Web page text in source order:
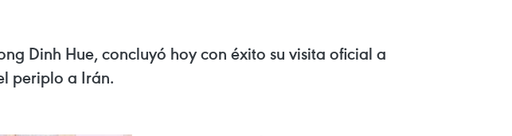
Dinh Hue, concluyó hoy con éxito su visita oficial a
periplo a Irán.